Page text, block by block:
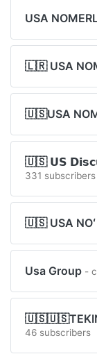
USA
🇱🇷 USA
🇺🇸USA
🇺🇸 𝗨𝗦
331 subscribers
🇺🇸 USA
Usa Group -
46 subscribers